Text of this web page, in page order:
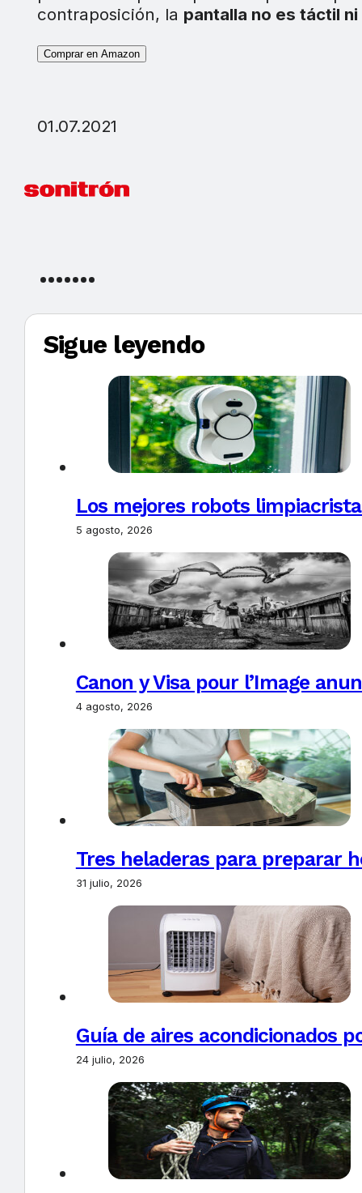
contraposición, la pantalla no es táctil
Comprar en Amazon
01.07.2021
Sigue leyendo
Los mejores robots
5 agosto, 2026
Canon y Visa pour l’Image
4 agosto, 2026
Tres heladeras para preparar
31 julio, 2026
Guía de aires acondicionados
24 julio, 2026